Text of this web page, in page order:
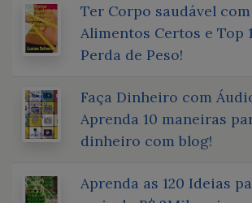
Ter Corpo saudável
Alimentos Certos e Top
Perda de Peso!
Faça Dinheiro com
Aprenda 10 maneiras
dinheiro com blog!
Aprenda as 120 Ideias